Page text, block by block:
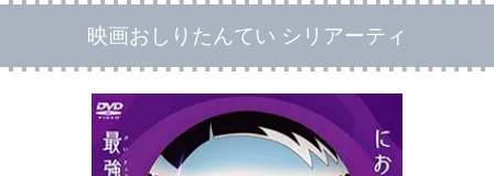
映画おしりたんてい シリアーティ